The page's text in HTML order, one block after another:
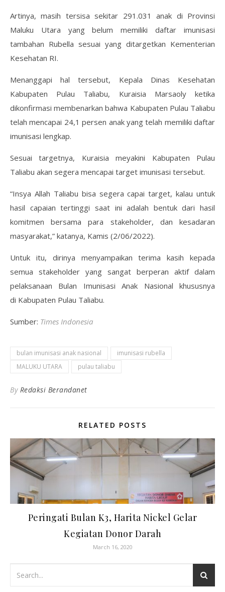
Artinya, masih tersisa sekitar 291.031 anak di Provinsi
Maluku Utara yang belum memiliki daftar imunisasi
tambahan Rubella sesuai yang ditargetkan Kementerian
Kesehatan RI.
Menanggapi hal tersebut, Kepala Dinas Kesehatan
Kabupaten Pulau Taliabu, Kuraisia Marsaoly ketika
dikonfirmasi membenarkan bahwa Kabupaten Pulau Taliabu
telah mencapai 24,1 persen anak yang telah memiliki daftar
imunisasi lengkap.
Sesuai targetnya, Kuraisia meyakini Kabupaten Pulau
Taliabu akan segera mencapai target imunisasi tersebut.
“Insya Allah Taliabu bisa segera capai target, kalau untuk
hasil capaian tertinggi saat ini adalah bentuk dari hasil
komitmen bersama para stakeholder, dan kesadaran
masyarakat,” katanya, Kamis (2/06/2022).
Untuk itu, dirinya menyampaikan terima kasih kepada
semua stakeholder yang sangat berperan aktif dalam
pelaksanaan Bulan Imunisasi Anak Nasional khususnya
di Kabupaten Pulau Taliabu.
Sumber: Times Indonesia
bulan imunisasi anak nasional
imunisasi rubella
MALUKU UTARA
pulau taliabu
By Redaksi Berandanet
RELATED POSTS
Peringati Bulan K3, Harita Nickel Gelar
Kegiatan Donor Darah
March 16, 2020